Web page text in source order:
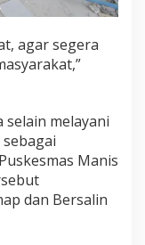
agar segera
selain melayani
Manis
dan Bersalin